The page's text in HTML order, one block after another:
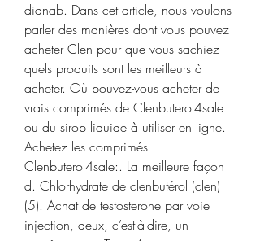
dianab. Dans cet article, nous voulons
parler des manières dont vous pouvez
acheter Clen pour que vous sachiez
quels produits sont les meilleurs à
acheter. Où pouvez-vous acheter de
vrais comprimés de Clenbuterol4sale
ou du sirop liquide à utiliser en ligne.
Achetez les comprimés
Clenbuterol4sale:. La meilleure façon
d. Chlorhydrate de clenbutérol (clen)
(5). Achat de testosterone par voie
injection, deux, c’est-à-dire, un